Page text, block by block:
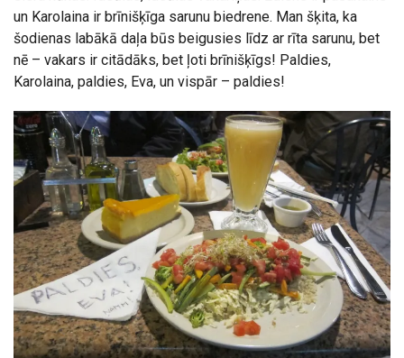
un Karolaina ir brīnišķīga sarunu biedrene. Man šķita, ka
šodienas labākā daļa būs beigusies līdz ar rīta sarunu, bet
nē – vakars ir citādāks, bet ļoti brīnišķīgs! Paldies,
Karolaina, paldies, Eva, un vispār – paldies!